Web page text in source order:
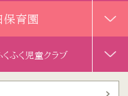
保育園
ふく児童クラブ